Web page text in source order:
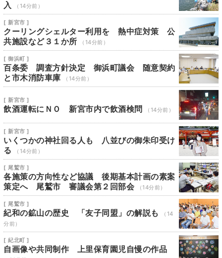
入 （14分前）
[ 新宮市 ]
クーリングシェルター利用を 熱中症対策 公
共施設など３１か所
（14分前）
[ 御浜町 ]
百条委 調査方針決定 御浜町議会 随意契約
と市木消防車庫
（14分前）
[ 新宮市 ]
飲酒運転にＮＯ 新宮市内で飲酒検問 （14分前）
[ 新宮市 ]
いくつかの神社回る人も 八並びの御朱印受け
る
（14分前）
[ 尾鷲市 ]
各施策の方向性など協議 後期基本計画の素案
策定へ 尾鷲市 審議会第２回部会
（14分前）
[ 尾鷲市 ]
紀和の鉱山の歴史 「友子同盟」の解説も
（14
分前）
[ 紀北町 ]
自画像や共同制作 上里保育園児自慢の作品